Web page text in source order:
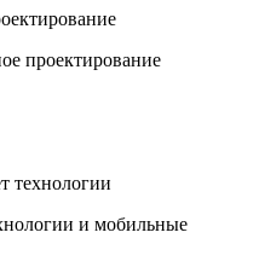
проектирование
технологии
и мобильные